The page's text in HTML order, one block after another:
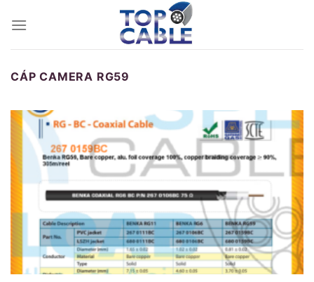
CÁP CAMERA RG59